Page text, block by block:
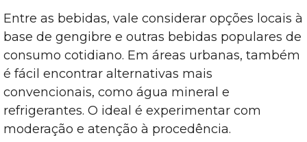
Entre as bebidas, vale considerar opções locais à
base de gengibre e outras bebidas populares de
consumo cotidiano. Em áreas urbanas, também
é fácil encontrar alternativas mais
convencionais, como água mineral e
refrigerantes. O ideal é experimentar com
moderação e atenção à procedência.